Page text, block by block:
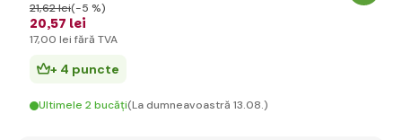
20,57 lei
21,62 lei(-5 %)
17,00 lei fără TVA
+ 4 puncte
Ultimele 2 bucăți(La dumneavoastră 13.08.)